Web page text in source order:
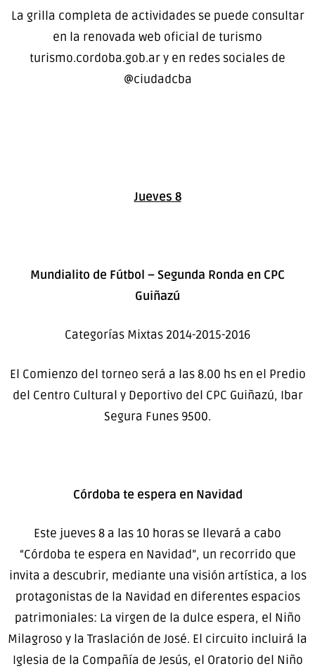
La grilla completa de actividades se puede consultar
en la renovada web oficial de turismo
turismo.cordoba.gob.ar y en redes sociales de
@ciudadcba
Jueves 8
Mundialito de Fútbol – Segunda Ronda en CPC
Guiñazú
Categorías Mixtas 2014-2015-2016
El Comienzo del torneo será a las 8.00 hs en el Predio
del Centro Cultural y Deportivo del CPC Guiñazú, Ibar
Segura Funes 9500.
Córdoba te espera en Navidad
Este jueves 8 a las 10 horas se llevará a cabo
“Córdoba te espera en Navidad”, un recorrido que
invita a descubrir, mediante una visión artística, a los
protagonistas de la Navidad en diferentes espacios
patrimoniales: La virgen de la dulce espera, el Niño
Milagroso y la Traslación de José. El circuito incluirá la
Iglesia de la Compañía de Jesús, el Oratorio del Niño